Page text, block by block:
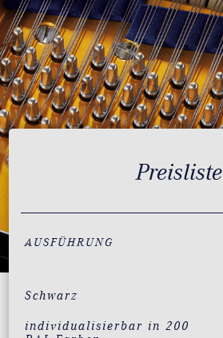
Preisliste
AUSFÜHRUNG
Schwarz
individualisierbar in 200